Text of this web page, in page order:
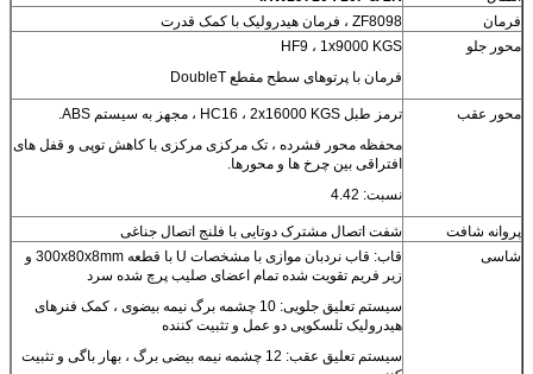
فرمان
ZF8098 ، فرمان هیدرولیک با کمک قدرت
محور جلو
HF9 ، 1x9000 KGS
فرمان با پرتوهای سطح مقطع DoubleT
محور عقب
ترمز طبل HC16 ، 2x16000 KGS ، مجهز به سیستم ABS.
محفظه محور فشرده ، تک مرکزی مرکزی با کاهش توپی و قفل های
افتراقی بین چرخ ها و محورها.
نسبت: 4.42
پروانه شافت
شفت اتصال مشترک دوتایی با فلنج اتصال جناغی
شاسی
قاب: قاب نردبان موازی با مشخصات U با قطعه 300x80x8mm و
زیر فریم تقویت شده تمام اعضای صلیب پرچ شده سرد
سیستم تعلیق جلویی: 10 چشمه برگ نیمه بیضوی ، کمک فنرهای
هیدرولیک تلسکوپی دو عمل و تثبیت کننده
سیستم تعلیق عقب: 12 چشمه نیمه بیضی برگ ، بهار باگی و تثبیت